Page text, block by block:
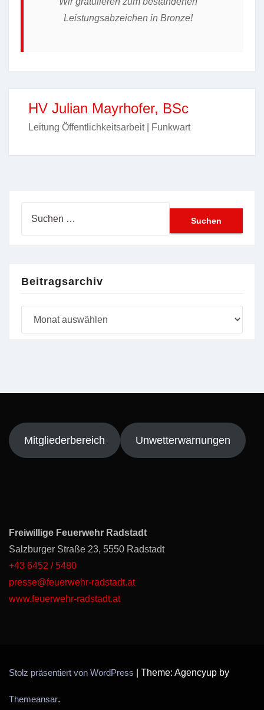
Leistungsabzeichen in Bronze!
HV Julian Mayrhofer, BSc
Leitung Öffentlichkeitsarbeit | Funkwart
Beitragsarchiv
Mitgliederbereich Unwetterwarnungen
Freiwillige Feuerwehr Radstadt
Salzburger Straße 23, 5550 Radstadt
+43 6452 / 5480
presse@feuerwehr-radstadt.at
www.feuerwehr-radstadt.at
Stolz präsentiert von WordPress Theme: Agencyup by
Themeansar.